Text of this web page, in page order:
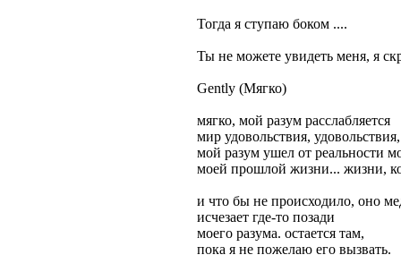
Тогда я ступаю боком ....
Ты не можете увидеть меня, я
Gently (Мягко)
мягко, мой разум расслабляется
мир удовольствия,
мой разум ушел от реальности
моей прошлой жизни... жизни,
и что бы не происходило, оно
исчезает где-то позади
моего разума. остается там,
пока я не пожелаю его вызвать.